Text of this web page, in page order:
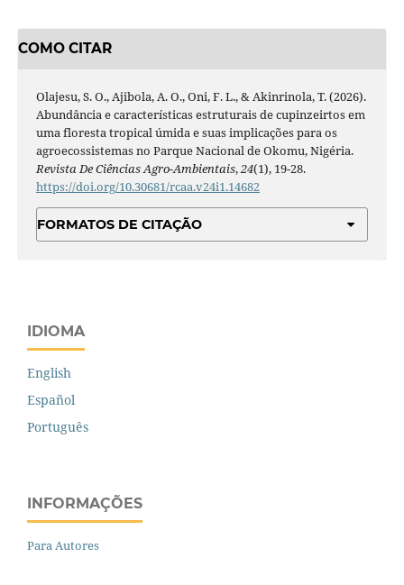
COMO CITAR
Olajesu, S. O., Ajibola, A. O., Oni, F. L., & Akinrinola, T. (2026).
Abundância e características estruturais de cupinzeirtos em
uma floresta tropical úmida e suas implicações para os
agroecossistemas no Parque Nacional de Okomu, Nigéria.
Revista De Ciências Agro-Ambientais,24(1), 19-28.
https://doi.org/10.30681/rcaa.v24i1.14682
FORMATOS DE CITAÇÃO
IDIOMA
English
Español
Português
INFORMAÇÕES
Para Autores